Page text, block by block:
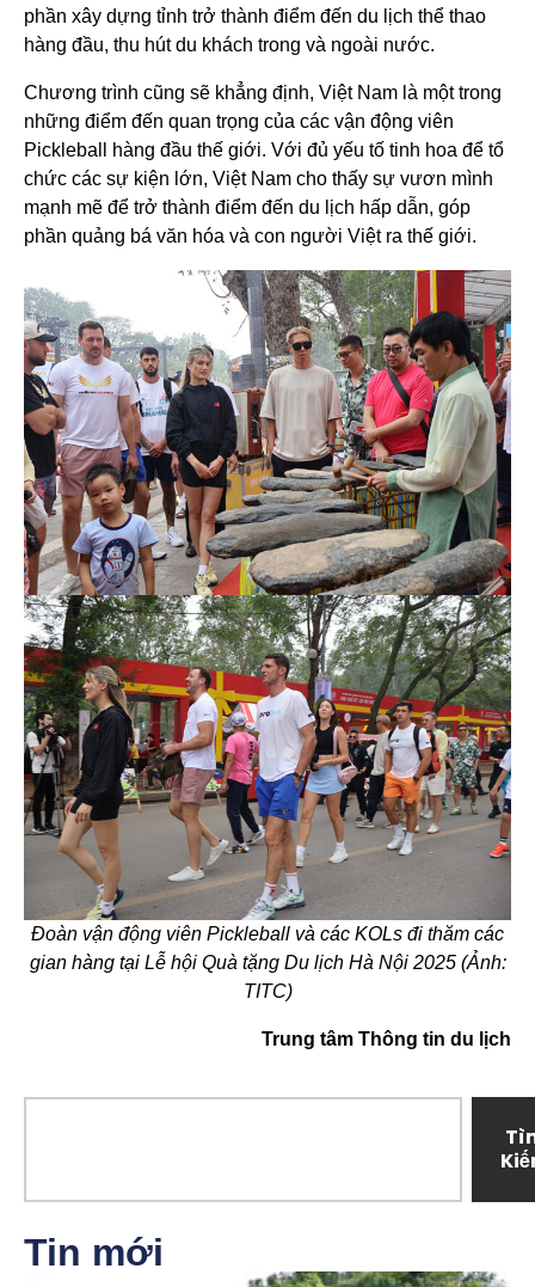
phần xây dựng tỉnh trở thành điểm đến du lịch thể thao
hàng đầu, thu hút du khách trong và ngoài nước.
Chương trình cũng sẽ khẳng định, Việt Nam là một trong
những điểm đến quan trọng của các vận động viên
Pickleball hàng đầu thế giới. Với đủ yếu tố tinh hoa để tổ
chức các sự kiện lớn, Việt Nam cho thấy sự vươn mình
mạnh mẽ để trở thành điểm đến du lịch hấp dẫn, góp
phần quảng bá văn hóa và con người Việt ra thế giới.
Đoàn vận động viên Pickleball và các KOLs đi thăm các
gian hàng tại Lễ hội Quà tặng Du lịch Hà Nội 2025 (Ảnh:
TITC)
Trung tâm Thông tin du lịch
Tin mới